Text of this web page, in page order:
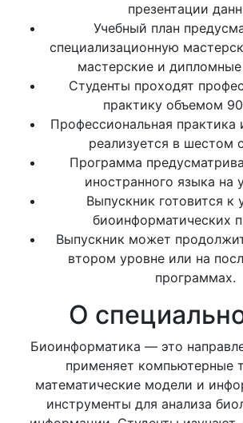
презентации
Учебный план
специализационную
мастерские и
Студенты проходят
практику объемом
Профессиональная практика
реализуется в шестом
Программа
иностранного языка на
Выпускник готовится к
биоинформатических
Выпускник может
втором уровне или на
программах.
О
Биоинформатика — это
применяет компьютерные
математические модели и
инструменты для анализа